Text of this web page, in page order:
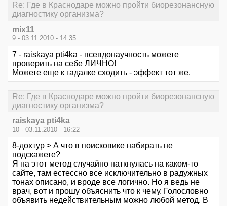
Re: Где в Краснодаре можно пройти биорезонансную
диагностику организма?
mix11
9 - 03.11.2010 - 14:35
7 - raiskaya pti4ka - псевдонаучность можете
проверить на себе ЛИЧНО!
Можете еще к гадалке сходить - эффект тот же.
Re: Где в Краснодаре можно пройти биорезонансную
диагностику организма?
raiskaya pti4ka
10 - 03.11.2010 - 16:22
8-дохтур > А что в поисковике набирать не
подскажете?
Я на этот метод случайно наткнулась на каком-то
сайте, там естессно все исключительно в радужных
тонах описано, и вроде все логично. Но я ведь не
врач, вот и прошу объяснить что к чему. Голословно
объявить недействительным можно любой метод. В